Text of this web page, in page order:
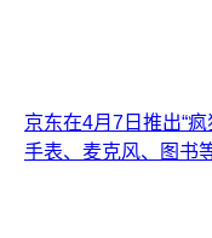
京东在4月7日推出“
手表、麦克风、图书